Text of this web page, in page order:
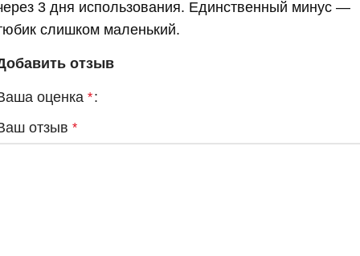
3 дня использования. Единственный минус —
слишком маленький.
отзыв
оценка *
отзыв *